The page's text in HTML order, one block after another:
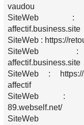
vaudou
SiteWeb :
affectif.business.site
SiteWeb : https://
SiteWeb :
affectif.business.site
SiteWeb : https://
affectif
SiteWeb :
89.webself.net/